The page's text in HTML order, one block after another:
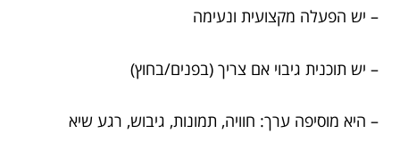
– יש הפעלה מקצועית ונעימה
– יש תוכנית גיבוי אם צריך (בפנים/בחוץ)
– היא מוסיפה ערך: חוויה, תמונות, גיבוש, רגע שיא